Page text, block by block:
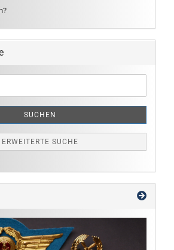
SUCHEN
ERWEITERTE SUCHE